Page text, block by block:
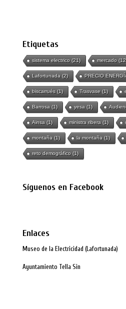
Etiquetas
sistema electrico(21) mercado
Lafortunada(2) PRECIO
biscarrués(1) Trasvase(1)
Barrosa(1) yesa(1)
Ainsa(1) ministra ribera(1)
montaña(1) la montaña(1)
reto demográfico(1)
Síguenos en Facebook
Enlaces
Museo de la Electricidad (Lafortunada)
Ayuntamiento Tella Sin